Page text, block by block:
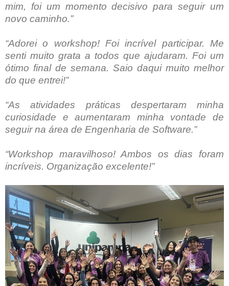
mim, foi um momento decisivo para seguir um
novo caminho.”
“Adorei o workshop! Foi incrível participar. Me
senti muito grata a todos que ajudaram. Foi um
ótimo final de semana. Saio daqui muito melhor
do que entrei!”
“As atividades práticas despertaram minha
curiosidade e aumentaram minha vontade de
seguir na área de Engenharia de Software.”
“Workshop maravilhoso! Ambos os dias foram
incríveis. Organização excelente!”